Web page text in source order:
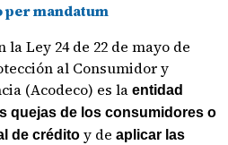
per mandatum
Ley 24 de 22 de mayo de
al Consumidor y
(Acodeco) es la entidad
quejas de los consumidores o
de crédito y de aplicar las